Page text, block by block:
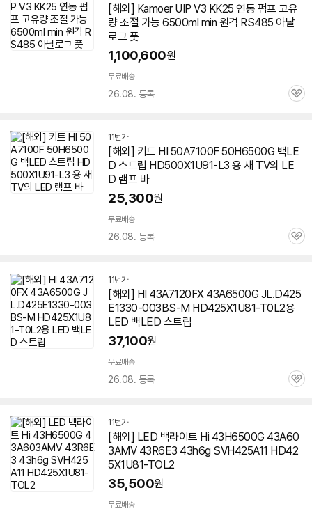
[해외] Kamoer UIP V3 KK25 연동 펌프 고유
량 조절 가능 6500ml min 원격 RS485 아날
로그 풋
1,100,600원
무료배송
26.08. 등록
관
11번가
[해외] 키트 HI 50A7100F 50H6500G 백LE
D 스트립 HD500X1U91-L3 용 새 TV의 LE
D 램프 바
25,300원
무료배송
26.08. 등록
관
11번가
[해외] HI 43A7120FX 43A6500G JL.D425
E1330-003BS-M HD425X1U81-T0L2용
LED 백LED 스트립
37,100원
무료배송
26.08. 등록
관
11번가
[해외] LED 백라이트 Hi 43H6500G 43A60
3AMV 43R6E3 43h6g SVH425A11 HD42
5X1U81-TOL2
35,500원
무료배송